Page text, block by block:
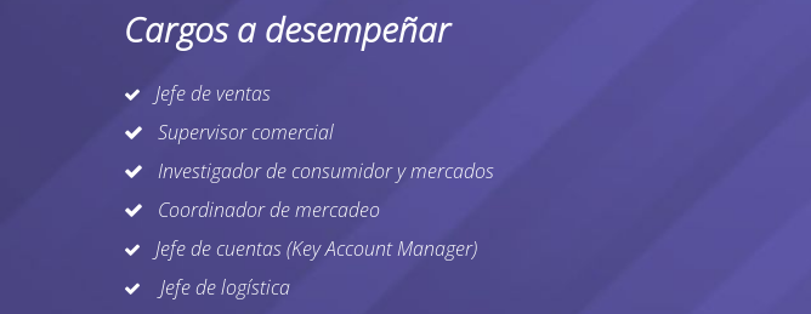
Cargos a desempeñar
Jefe de ventas
Supervisor comercial
Investigador de consumidor y mercados
Coordinador de mercadeo
Jefe de cuentas (Key Account Manager)
Jefe de logística